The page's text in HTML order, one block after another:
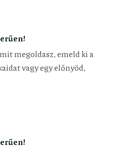
megoldasz, emeld ki a
vagy egy előnyöd,